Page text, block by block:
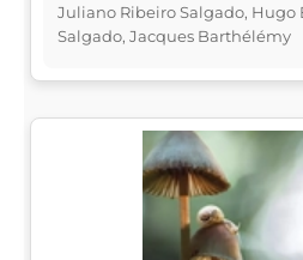
Juliano Ribeiro Salgado, Hugo
Salgado, Jacques Barthélémy